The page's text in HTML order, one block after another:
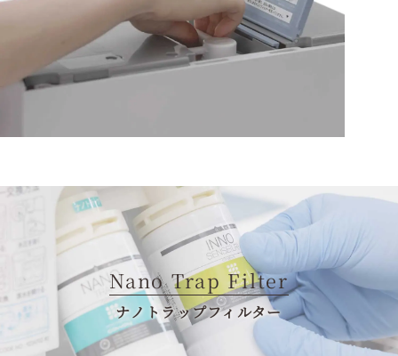
Nano Trap Filter
ナノトラップフィルター